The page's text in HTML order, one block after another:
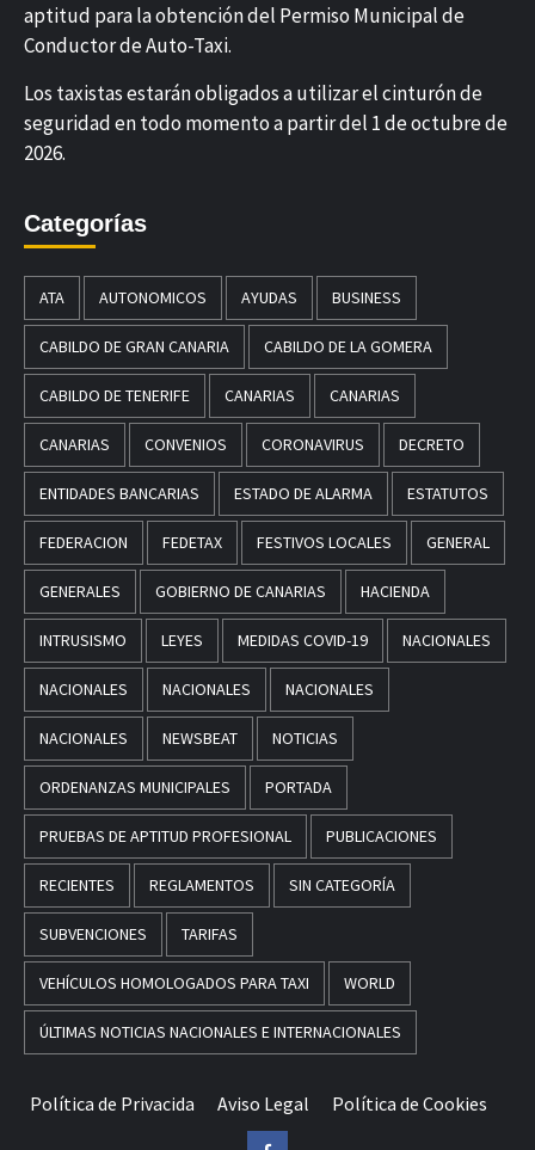
aptitud para la obtención del Permiso Municipal de
Conductor de Auto-Taxi.
Los taxistas estarán obligados a utilizar el cinturón de
seguridad en todo momento a partir del 1 de octubre de
2026.
Categorías
ATA AUTONOMICOS AYUDAS BUSINESS
CABILDO DE GRAN CANARIA CABILDO DE LA GOMERA
CABILDO DE TENERIFE CANARIAS CANARIAS
CANARIAS CONVENIOS CORONAVIRUS DECRETO
ENTIDADES BANCARIAS ESTADO DE ALARMA ESTATUTOS
FEDERACION FEDETAX FESTIVOS LOCALES GENERAL
GENERALES GOBIERNO DE CANARIAS HACIENDA
INTRUSISMO LEYES MEDIDAS COVID-19 NACIONALES
NACIONALES NACIONALES NACIONALES
NACIONALES NEWSBEAT NOTICIAS
ORDENANZAS MUNICIPALES PORTADA
PRUEBAS DE APTITUD PROFESIONAL PUBLICACIONES
RECIENTES REGLAMENTOS SIN CATEGORÍA
SUBVENCIONES TARIFAS
VEHÍCULOS HOMOLOGADOS PARA TAXI WORLD
ÚLTIMAS NOTICIAS NACIONALES E INTERNACIONALES
Política de Privacida Aviso Legal Política de Cookies